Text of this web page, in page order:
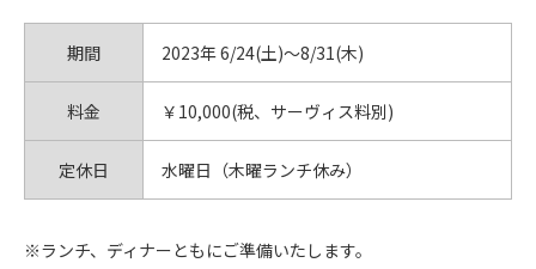
期間 2023年 6/24(土)～8/31(木)
料金 ￥10,000(税、サーヴィス料別)
定休日 水曜日（木曜ランチ休み）
※ランチ、ディナーともにご準備いたします。